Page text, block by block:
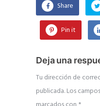
Share
Pin it
Deja una
Tu dirección de
publicada.Los